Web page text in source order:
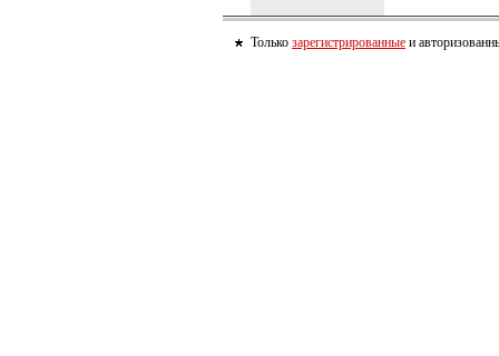
Только зарегистрированные и